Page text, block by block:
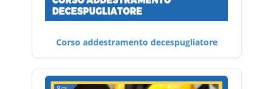
Corso addestramento decespugliatore